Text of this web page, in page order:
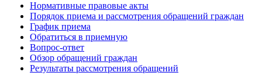
Нормативные правовые акты
Порядок приема и рассмотрения обращений граждан
График приема
Обратиться в приемную
Вопрос-ответ
Обзор обращений граждан
Результаты рассмотрения обращений